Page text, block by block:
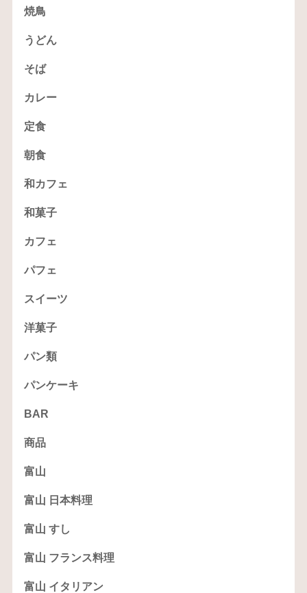
焼鳥
うどん
そば
カレー
定食
朝食
和カフェ
和菓子
カフェ
パフェ
スイーツ
洋菓子
パン類
パンケーキ
BAR
商品
富山
富山 日本料理
富山 すし
富山 フランス料理
富山 イタリアン